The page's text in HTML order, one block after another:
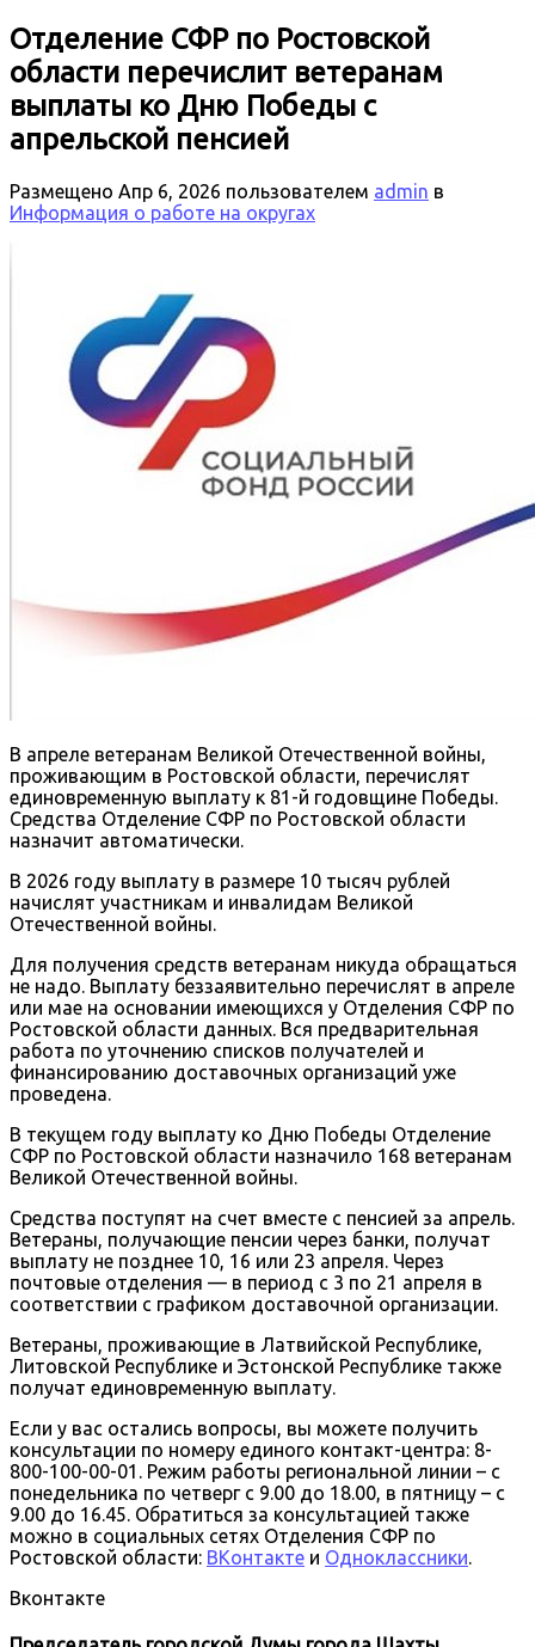
Отделение СФР по Ростовской
области перечислит ветеранам
выплаты ко Дню Победы с
апрельской пенсией
Размещено Апр 6, 2026 пользователем admin в
Информация о работе на округах
В апреле ветеранам Великой Отечественной войны,
проживающим в Ростовской области, перечислят
единовременную выплату к 81-й годовщине Победы.
Средства Отделение СФР по Ростовской области
назначит автоматически.
В 2026 году выплату в размере 10 тысяч рублей
начислят участникам и инвалидам Великой
Отечественной войны.
Для получения средств ветеранам никуда обращаться
не надо. Выплату беззаявительно перечислят в апреле
или мае на основании имеющихся у Отделения СФР по
Ростовской области данных. Вся предварительная
работа по уточнению списков получателей и
финансированию доставочных организаций уже
проведена.
В текущем году выплату ко Дню Победы Отделение
СФР по Ростовской области назначило 168 ветеранам
Великой Отечественной войны.
Средства поступят на счет вместе с пенсией за апрель.
Ветераны, получающие пенсии через банки, получат
выплату не позднее 10, 16 или 23 апреля. Через
почтовые отделения — в период с 3 по 21 апреля в
соответствии с графиком доставочной организации.
Ветераны, проживающие в Латвийской Республике,
Литовской Республике и Эстонской Республике также
получат единовременную выплату.
Если у вас остались вопросы, вы можете получить
консультации по номеру единого контакт-центра: 8-
800-100-00-01. Режим работы региональной линии – с
понедельника по четверг с 9.00 до 18.00, в пятницу – с
9.00 до 16.45. Обратиться за консультацией также
можно в социальных сетях Отделения СФР по
Ростовской области: ВКонтакте и Одноклассники.
Вконтакте